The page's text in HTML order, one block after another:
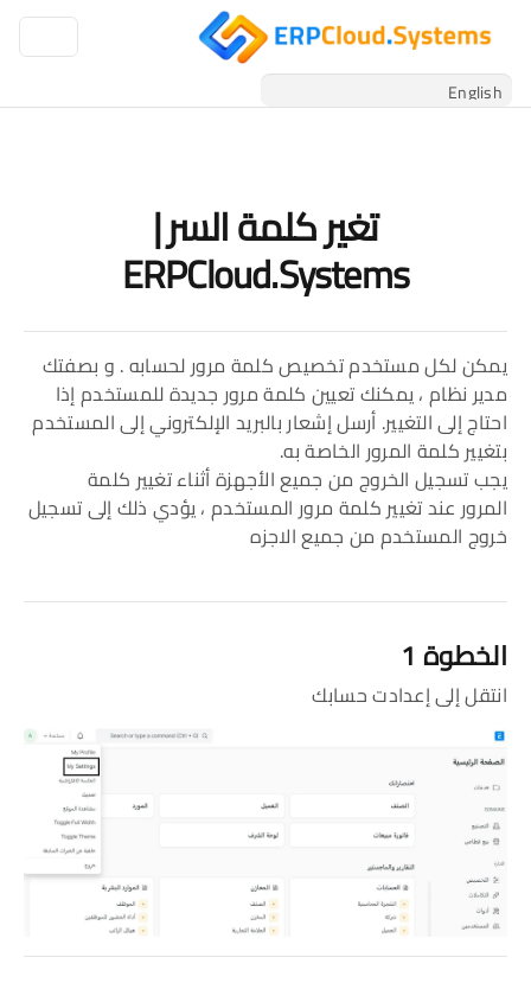
تغير كلمة السر |
ERPCloud.Systems
يمكن لكل مستخدم تخصيص كلمة مرور لحسابه . و بصفتك
مدير نظام ، يمكنك تعيين كلمة مرور جديدة للمستخدم إذا
احتاج إلى التغيير. أرسل إشعار بالبريد الإلكتروني إلى المستخدم
بتغيير كلمة المرور الخاصة به.
يجب تسجيل الخروج من جميع الأجهزة أثناء تغيير كلمة
المرور عند تغيير كلمة مرور المستخدم ، يؤدي ذلك إلى تسجيل
خروج المستخدم من جميع الاجزه
الخطوة 1
انتقل إلى إعدادت حسابك